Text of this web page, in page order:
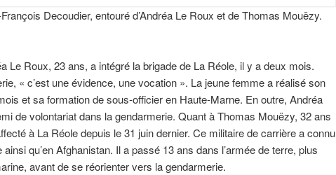
Decoudier, entouré d’Andréa Le Roux et de Thomas Mouëzy.
Le Roux, 23 ans, a intégré la brigade de La Réole, il y a deux mois.
« c’est une évidence, une vocation ». La jeune femme a réalisé son
et sa formation de sous-officier en Haute-Marne. En outre, Andréa
de volontariat dans la gendarmerie. Quant à Thomas Mouëzy, 32 ans
à La Réole depuis le 31 juin dernier. Ce militaire de carrière a connu
qu’en Afghanistan. Il a passé 13 ans dans l’armée de terre, plus
avant de se réorienter vers la gendarmerie.